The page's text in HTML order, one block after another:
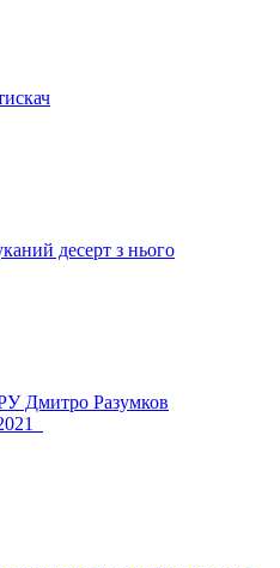
десерт з нього
Дмитро Разумков